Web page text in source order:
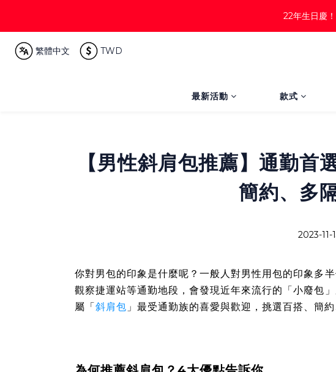
22年生日慶
繁體中文 TWD
最新活動 款式
【男性斜肩包推薦】通勤首
簡約、多
2023-11-
你對男包的印象是什麼呢？一般人對男性用包的印象多
觀察捷運站等通勤地段，會發現近年來流行的「小廢包
屬「斜肩包 」最受通勤族的喜愛與歡迎，挑選百搭、簡